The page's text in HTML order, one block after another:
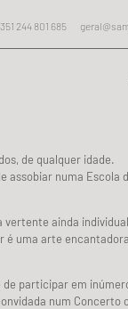
244 801 685
de qualquer idade.
assobiar numa Escola
vertente ainda
é uma arte
de participar em
num Concerto